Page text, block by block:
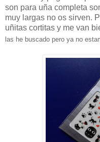
son para uña completa
muy largas no os sirven.
uñitas cortitas y me van
las he buscado pero ya no